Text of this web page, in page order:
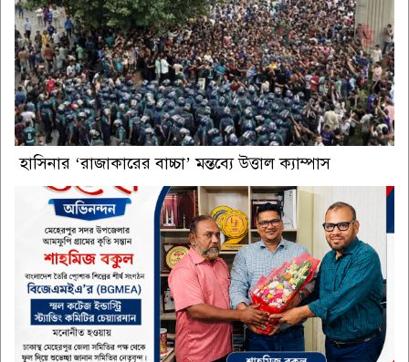
হাসিনার ‘রাজাকারের বাচ্চা’ মন্তব্যে উত্তাল ক্যাম্পাস